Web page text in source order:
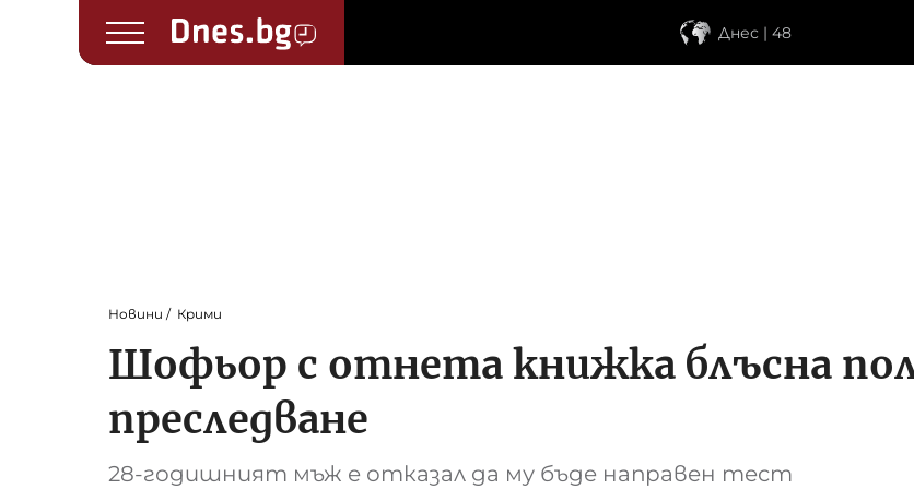
Днес | 48
Новини Крими
Шофьор с отнета книжка блъсна
преследване
28-годишният мъж е отказал да му бъде направен тест